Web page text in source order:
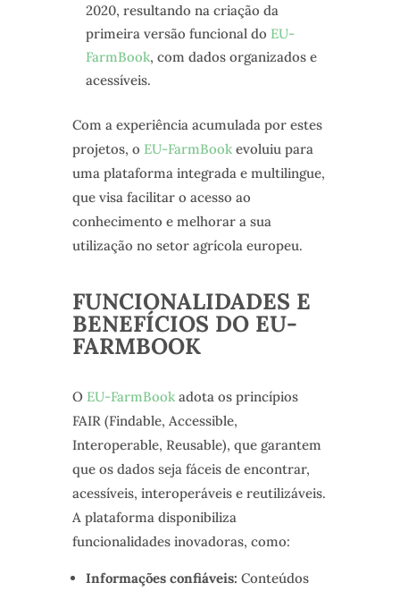
2020, resultando na criação da
primeira versão funcional do EU-
FarmBook, com dados organizados e
acessíveis.
Com a experiência acumulada por estes
projetos, o EU-FarmBookevoluiu para
uma plataforma integrada e multilingue,
que visa facilitar o acesso ao
conhecimento e melhorar a sua
utilização no setor agrícola europeu.
FUNCIONALIDADES E
BENEFÍCIOS DO EU-
FARMBOOK
O EU-FarmBookadota os princípios
FAIR (Findable, Accessible,
Interoperable, Reusable), que garantem
que os dados seja fáceis de encontrar,
acessíveis, interoperáveis e reutilizáveis.
A plataforma disponibiliza
funcionalidades inovadoras, como:
Informações confiáveis: Conteúdos